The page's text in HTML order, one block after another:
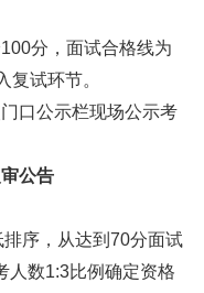
分，面试合格线为
复试环节。
口公示栏现场公示考
公告
序，从达到70分面试
人数1:3比例确定资格